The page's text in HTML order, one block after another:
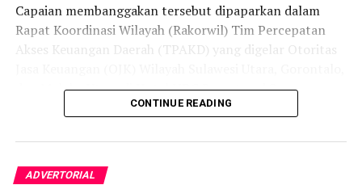
Kota Gorontalo yang berada di urutan ketujuh berhasil
mengungguli sejumlah kota berkembang lainnya di
Singkawang. Capaian ini menjadi bukti konkret bahwa
Kota Gorontalo terus bertransformasi menjadi daerah
Capaian membanggakan tersebut dipaparkan dalam
Rapat Koordinasi Wilayah (Rakorwil) Tim Percepatan
Akses Keuangan Daerah (TPAKD) yang digelar Otoritas
dan Maluku Utara di Hotel NDC Resort and Spa,
Manado, Sulawesi Utara, Rabu (29/7/2026).
Delegasi Pemkot Gorontalo dipimpin langsung oleh
Wakil Wali Kota Gorontalo Indra Gobel, didampingi
CONTINUE READING
ADVERTORIAL